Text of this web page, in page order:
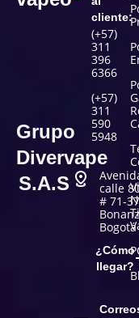
Grupo
Divervape
S.A.S
cliente:
(+57)
311
396
6366
(+57)
311
590
5948
calle
# 71-37
Bogotá
¿Cómo
llegar?